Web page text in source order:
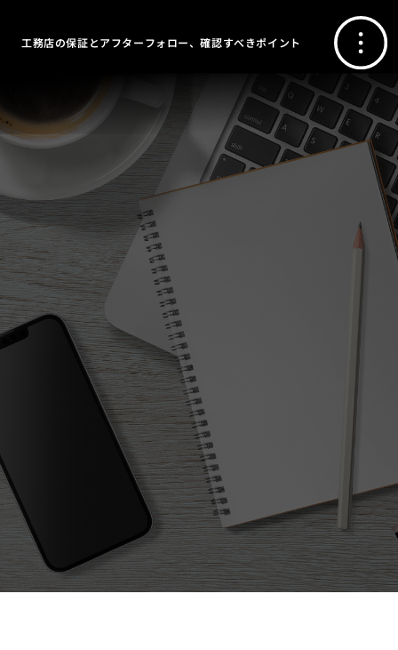
工務店の保証とアフターフォロー、確認すべきポイント